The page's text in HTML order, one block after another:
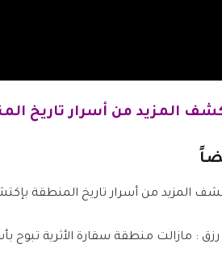
المزيد من أسرار تاريخ
: مازالت منطقة سقارة الأثرية تبوح